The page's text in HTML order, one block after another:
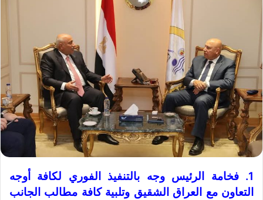
1. فخامة الرئيس وجه بالتنفيذ الفوري لكافة أوجه
التعاون مع العراق الشقيق وتلبية كافة مطالب الجانب